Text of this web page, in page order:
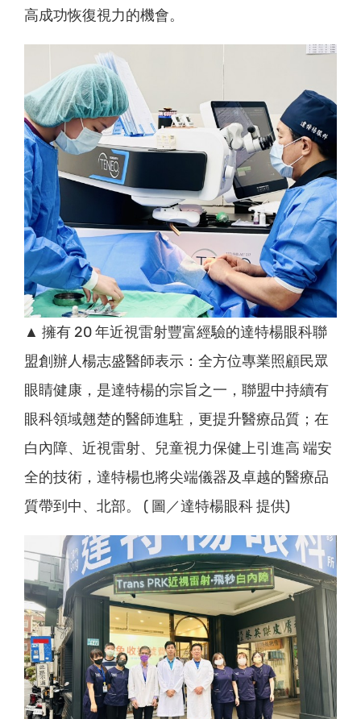
高成功恢復視力的機會。
▲ 擁有 20 年近視雷射豐富經驗的達特楊眼科聯
盟創辦人楊志盛醫師表示：全方位專業照顧民眾
眼睛健康，是達特楊的宗旨之一，聯盟中持續有
眼科領域翹楚的醫師進駐，更提升醫療品質；在
白內障、近視雷射、兒童視力保健上引進高 端安
全的技術，達特楊也將尖端儀器及卓越的醫療品
質帶到中、北部。 ( 圖／達特楊眼科 提供)